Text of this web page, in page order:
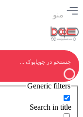
منو
Generic filters
Search in title